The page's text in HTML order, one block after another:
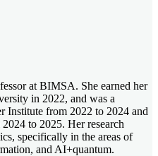
at BIMSA. She earned her
in 2022, and was a
Institute from 2022 to 2024 and
to 2025. Her research
specifically in the areas of
and AI+quantum.